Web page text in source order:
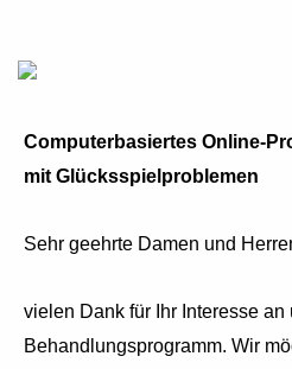
Computerbasiertes Online-
mit Glücksspielproblemen
Sehr geehrte Damen und
vielen Dank für Ihr Interesse
Behandlungsprogramm. Wir